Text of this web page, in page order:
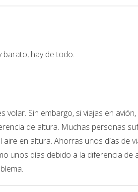
barato, hay de todo.
volar. Sin embargo, si viajas en
de altura. Muchas personas
en altura. Ahorras unos días de
unos días debido a la diferencia de